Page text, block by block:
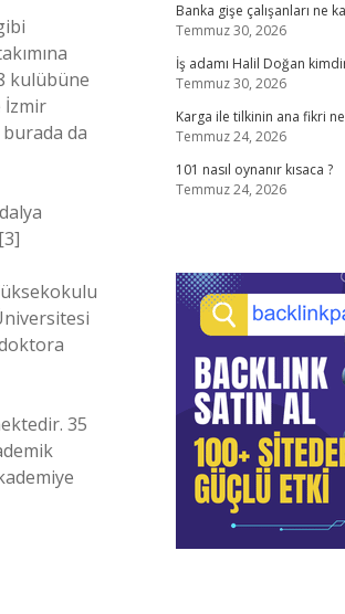
kulübüne
İzmir
da
35
Banka gişe çalışanları ne
Temmuz 30, 2026
İş adamı Halil Doğan
Temmuz 30, 2026
Karga ile tilkinin ana fikri
Temmuz 24, 2026
101 nasıl oynanır kısaca ?
Temmuz 24, 2026